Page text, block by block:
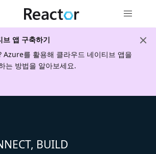
브 앱 구축하기
Azure를 활용해 클라우드 네이티브 앱을
는 방법을 알아보세요.
BUILD